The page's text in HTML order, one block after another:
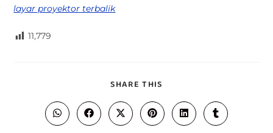
layar proyektor terbalik
11,779
SHARE THIS